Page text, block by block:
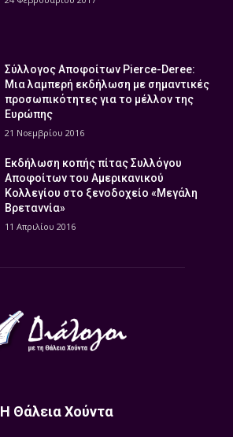
Σύλλογος Αποφοίτων Pierce-Deree:
Μια λαμπερή εκδήλωση με σημαντικές
προσωπικότητες για το μέλλον της
Ευρώπης
21 Νοεμβρίου 2016
Εκδήλωση κοπής πίτας Συλλόγου
Αποφοίτων του Αμερικανικού
Κολλεγίου στο ξενοδοχείο «Μεγάλη
Βρεταννία»
11 Απριλίου 2016
Η Θάλεια Χούντα